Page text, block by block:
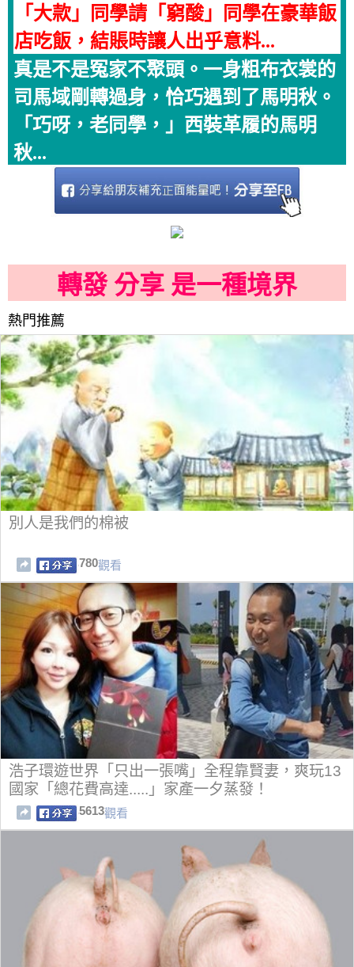
「大款」同學請「窮酸」同學在豪華飯
店吃飯，結賬時讓人出乎意料...
真是不是冤家不聚頭。一身粗布衣裳的
司馬域剛轉過身，恰巧遇到了馬明秋。
「巧呀，老同學，」西裝革履的馬明
秋...
轉發 分享 是一種境界
熱門推薦
別人是我們的棉被
780觀看
浩子環遊世界「只出一張嘴」全程靠賢妻，爽玩13
國家「總花費高達.....」家產一夕蒸發！
5613觀看